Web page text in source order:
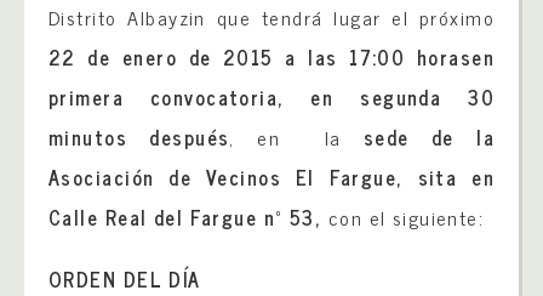
Distrito Albayzin que tendrá lugar el próximo
22 de enero de 2015 a las 17:00 horasen
primera convocatoria, en segunda30
minutos después, en la sede de la
Asociación de Vecinos El Fargue, sita en
Calle Real del Fargue nº 53, con el siguiente:
ORDEN DEL DÍA